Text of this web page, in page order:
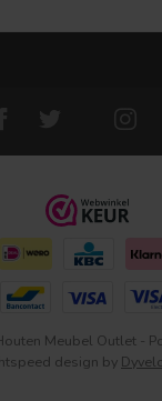
Meubel Outlet -
design by